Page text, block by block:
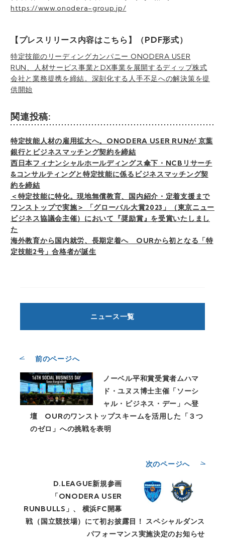
https://www.onodera-group.jp/
【プレスリリース内容はこちら】（PDF形式）
特定技能のリーディングカンパニー ONODERA USER
RUN、人材サービス事業とDX事業を展開するディップ株式
会社と業務提携を締結。深刻化する人手不足への解決策を提
供開始
関連投稿:
特定技能人材の雇用拡大へ。ONODERA USER RUNが 京葉
銀行とビジネスマッチング契約を締結
西日本フィナンシャルホールディングス傘下・NCBリサーチ
&コンサルティングと特定技能に係るビジネスマッチング契
約を締結
＜特定技能に特化。現地無償教育、国内紹介・定着支援まで
ワンストップで実施＞ 「グローバル大賞2023」（東京ニュー
ビジネス協議会主催）において『奨励賞』を受賞いたしまし
た
海外教育から国内就労、長期定着へ OURから初となる「特
定技能2号」合格者が誕生
ニュース一覧
前のページへ
ノーベル平和賞受賞者ムハマ
ド・ユヌス博士主催「ソーシ
ャル・ビジネス・デー」へ登
壇 OURのワンストップスキームを活用した「３つ
のゼロ」への挑戦を表明
次のページへ
D.LEAGUE新規参画
「ONODERA USER
RUNBULLS」、 横浜FC開幕
戦（国立競技場）にて初お披露目！ スペシャルダンス
パフォーマンス実施決定のお知らせ